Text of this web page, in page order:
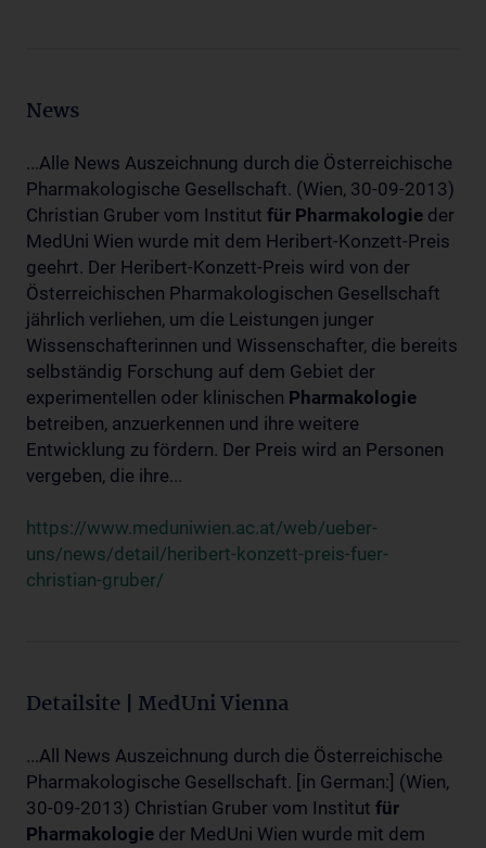
News
...Alle News Auszeichnung durch die Österreichische
Pharmakologische Gesellschaft. (Wien, 30-09-2013)
Christian Gruber vom Institut für Pharmakologie der
MedUni Wien wurde mit dem Heribert-Konzett-Preis
geehrt. Der Heribert-Konzett-Preis wird von der
Österreichischen Pharmakologischen Gesellschaft
jährlich verliehen, um die Leistungen junger
Wissenschafterinnen und Wissenschafter, die bereits
selbständig Forschung auf dem Gebiet der
experimentellen oder klinischen Pharmakologie
betreiben, anzuerkennen und ihre weitere
Entwicklung zu fördern. Der Preis wird an Personen
vergeben, die ihre...
https://www.meduniwien.ac.at/web/ueber-
uns/news/detail/heribert-konzett-preis-fuer-
christian-gruber/
Detailsite | MedUni Vienna
...All News Auszeichnung durch die Österreichische
Pharmakologische Gesellschaft. [in German:] (Wien,
30-09-2013) Christian Gruber vom Institut für
Pharmakologie der MedUni Wien wurde mit dem